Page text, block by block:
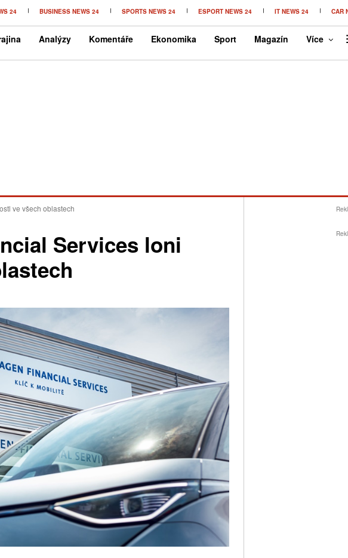
24 BUSINESS NEWS 24 SPORTS NEWS 24 ESPORT NEWS 24 IT NEWS 24 CAR
Analýzy Komentáře Ekonomika Sport Magazín Více
ve všech oblastech
Services loni